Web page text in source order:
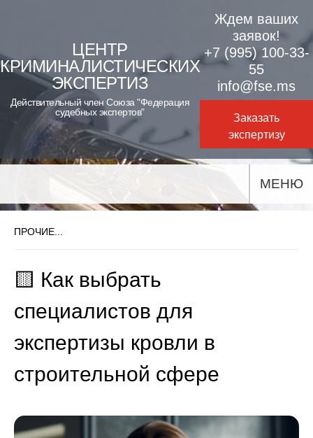
content
ЦЕНТР
КРИМИНАЛИСТИЧЕСКИХ
ЭКСПЕРТИЗ
Действительный член Союза "Федерация
судебных экспертов"
Ждем ваших
заявок!
+7 (995) 100-33-
55
info@fse.ms
Заказать
экспертизу
МЕНЮ
ПРОЧИЕ...
🟨 Как выбрать
специалистов для
экспертизы кровли в
строительной сфере